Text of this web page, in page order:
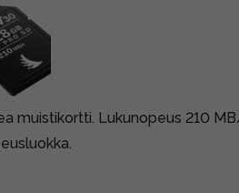
muistikortti. Lukunopeus 210